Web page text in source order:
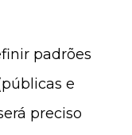
padrões
e
preciso